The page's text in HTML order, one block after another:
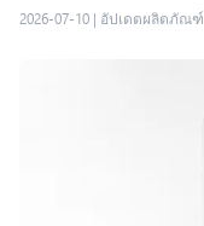
2026-07-10 | อัปเดตผลิตภัณฑ์